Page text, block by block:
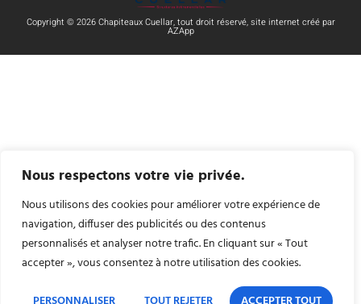
Nous respectons votre vie privée.
Nous utilisons des cookies pour améliorer votre expérience de
navigation, diffuser des publicités ou des contenus
personnalisés et analyser notre trafic. En cliquant sur « Tout
accepter », vous consentez à notre utilisation des cookies.
Copyright © 2026 Chapiteaux Cuellar, tout droit réservé, site internet créé par
AZApp